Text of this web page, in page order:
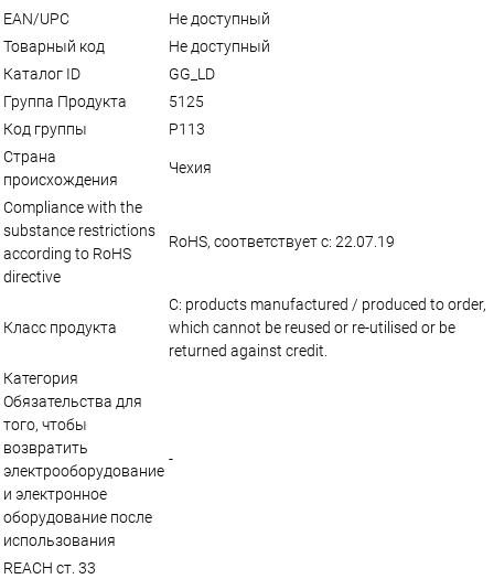
EAN/UPC
Не доступный
Товарный код
Не доступный
Каталог ID
GG_LD
Группа Продукта
5125
Код группы
P113
Страна
происхождения
Чехия
Compliance with the
substance restrictions
according to RoHS
directive
RoHS, соответствует с: 22.07.19
Класс продукта
C: products manufactured / produced to order,
which cannot be reused or re-utilised or be
returned against credit.
Категория
Обязательства для
того, чтобы
возвратить
электрооборудование
и электронное
оборудование после
использования
-
REACH ст. 33